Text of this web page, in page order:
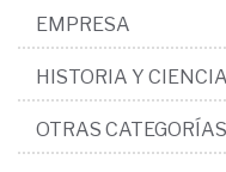
EMPRESA
HISTORIA Y
OTRAS CATEGORÍAS